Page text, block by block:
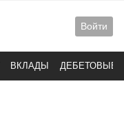
Войти
ВКЛАДЫ ДЕБЕТОВЫЕ